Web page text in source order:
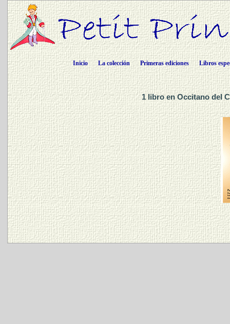
Inicio La colección Primeras ediciones Libros
1 libro en Occitano del